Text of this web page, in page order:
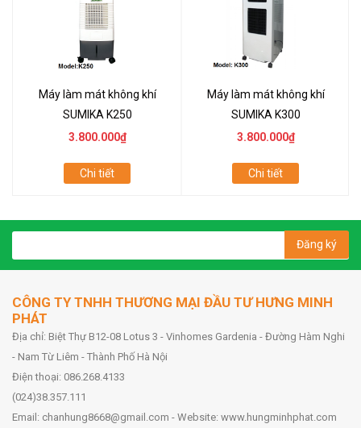
Máy làm mát không khí
SUMIKA K250
3.800.000₫
Chi tiết
Máy làm mát không khí
SUMIKA K300
3.800.000₫
Chi tiết
Đăng ký
CÔNG TY TNHH THƯƠNG MẠI ĐẦU TƯ HƯNG MINH
PHÁT
Địa chỉ: Biệt Thự B12-08 Lotus 3 - Vinhomes Gardenia - Đường Hàm Nghi
- Nam Từ Liêm - Thành Phố Hà Nội
Điện thoại: 086.268.4133
(024)38.357.111
Email: chanhung8668@gmail.com - Website: www.hungminhphat.com